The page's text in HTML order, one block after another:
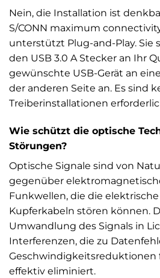
Nein, die Installation ist
S/CONN maximum
unterstützt Plug-and-Play. Sie
den USB 3.0 A Stecker an Ihr
gewünschte USB-Gerät an
der anderen Seite an. Es sind
Treiberinstallationen
Wie schützt die optische
Störungen?
Optische Signale sind von
gegenüber
Funkwellen, die die
Kupferkabeln stören können.
Umwandlung des Signals in
Interferenzen, die zu
Geschwindigkeitsreduktionen
effektiv eliminiert.